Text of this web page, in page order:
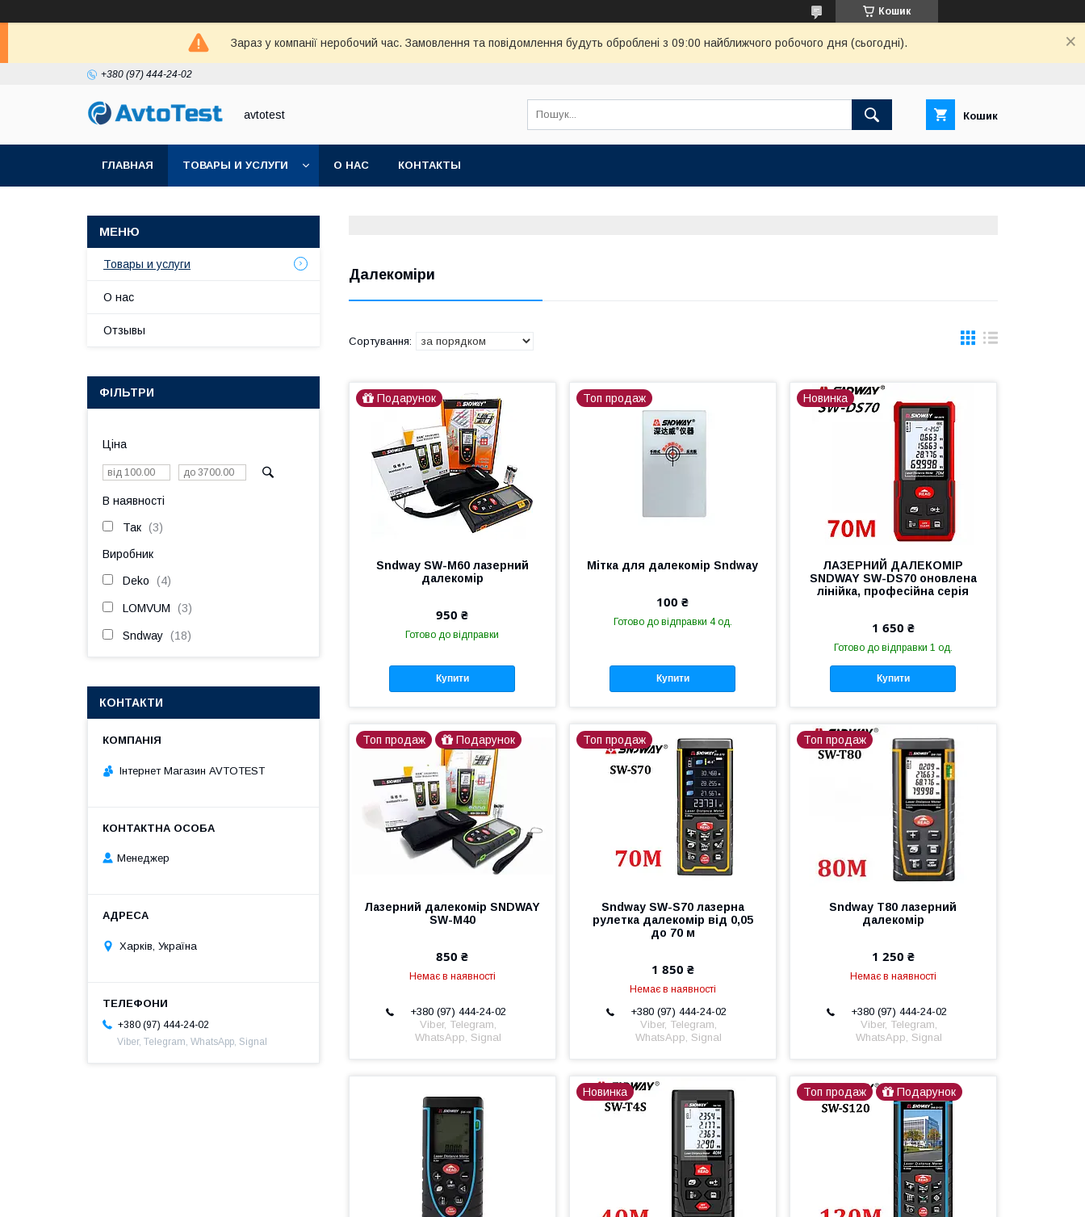
Кошик
Зараз у компанії неробочий час. Замовлення та повідомлення будуть оброблені з 09:00 найближчого робочого дня (сьогодні).
+380 (97) 444-24-02
avtotest Кошик
ГЛАВНАЯ ТОВАРЫ И УСЛУГИ О НАС КОНТАКТЫ
Далекоміри
Подарунок
Sndway SW-M60 лазерний
далекомір
950 ₴
Готово до відправки
Купити
Топ продаж
Мітка для далекомір Sndway
100 ₴
Готово до відправки 4 од.
Купити
Новинка
ЛАЗЕРНИЙ ДАЛЕКОМІР
SNDWAY SW-DS70 оновлена
лінійка, професійна серія
1 650 ₴
Готово до відправки 1 од.
Купити
Топ продаж Подарунок
Лазерний далекомір SNDWAY
SW-M40
850 ₴
Немає в наявності
+380 (97) 444-24-02
Viber, Telegram,
WhatsApp, Signal
Топ продаж
Sndway SW-S70 лазерна
рулетка далекомір від 0,05
до 70 м
1 850 ₴
Немає в наявності
+380 (97) 444-24-02
Viber, Telegram,
WhatsApp, Signal
Топ продаж
Sndway T80 лазерний
далекомір
1 250 ₴
Немає в наявності
+380 (97) 444-24-02
Viber, Telegram,
WhatsApp, Signal
Новинка Топ продаж Подарунок
Товары и услуги
О нас
Отзывы
ФІЛЬТРИ
Ціна
В наявності
Так 3
Виробник
Deko 4
LOMVUM 3
Sndway 18
КОНТАКТИ
Інтернет Магазин AVTOTEST
Менеджер
Харків, Україна
+380 (97) 444-24-02
Viber, Telegram, WhatsApp, Signal